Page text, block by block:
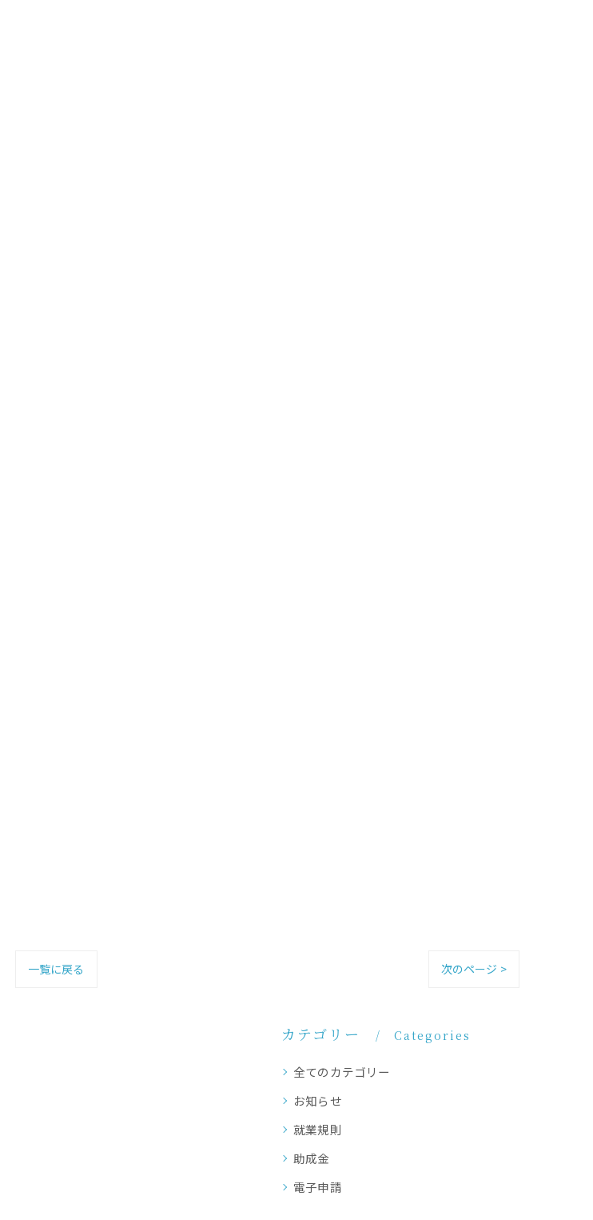
一覧に戻る 次のページ >
カテゴリー Categories
全てのカテゴリー
お知らせ
就業規則
助成金
電子申請